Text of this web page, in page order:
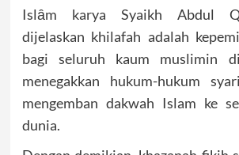
Islȃm karya Syaikh Abdul
dijelaskan khilafah adalah
bagi seluruh kaum muslimin
menegakkan hukum-hukum
mengemban dakwah Islam ke
dunia.